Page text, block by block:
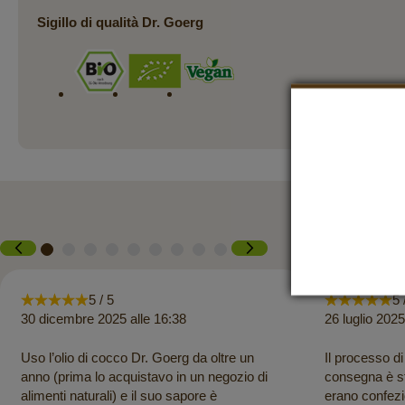
Sigillo di qualità Dr. Goerg
5 / 5
30 dicembre 2025 alle 16:38
Uso l’olio di cocco Dr. Goerg da oltre un
anno (prima lo acquistavo in un negozio di
alimenti naturali) e il suo sapore è
5
26 luglio
Il processo
consegna è
erano